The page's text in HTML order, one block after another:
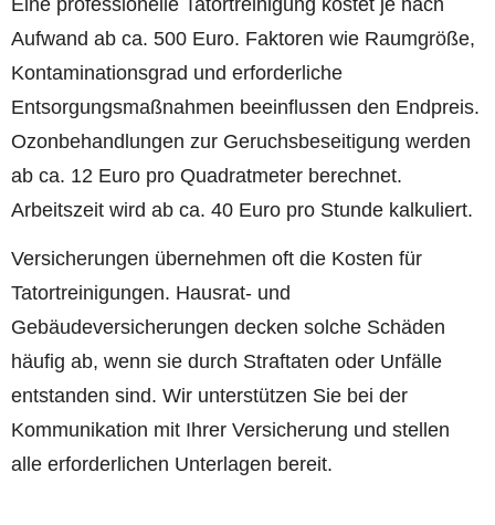
Eine professionelle Tatortreinigung kostet je nach
Aufwand ab ca. 500 Euro. Faktoren wie Raumgröße,
Kontaminationsgrad und erforderliche
Entsorgungsmaßnahmen beeinflussen den Endpreis.
Ozonbehandlungen zur Geruchsbeseitigung werden
ab ca. 12 Euro pro Quadratmeter berechnet.
Arbeitszeit wird ab ca. 40 Euro pro Stunde kalkuliert.
Versicherungen übernehmen oft die Kosten für
Tatortreinigungen. Hausrat- und
Gebäudeversicherungen decken solche Schäden
häufig ab, wenn sie durch Straftaten oder Unfälle
entstanden sind. Wir unterstützen Sie bei der
Kommunikation mit Ihrer Versicherung und stellen
alle erforderlichen Unterlagen bereit.